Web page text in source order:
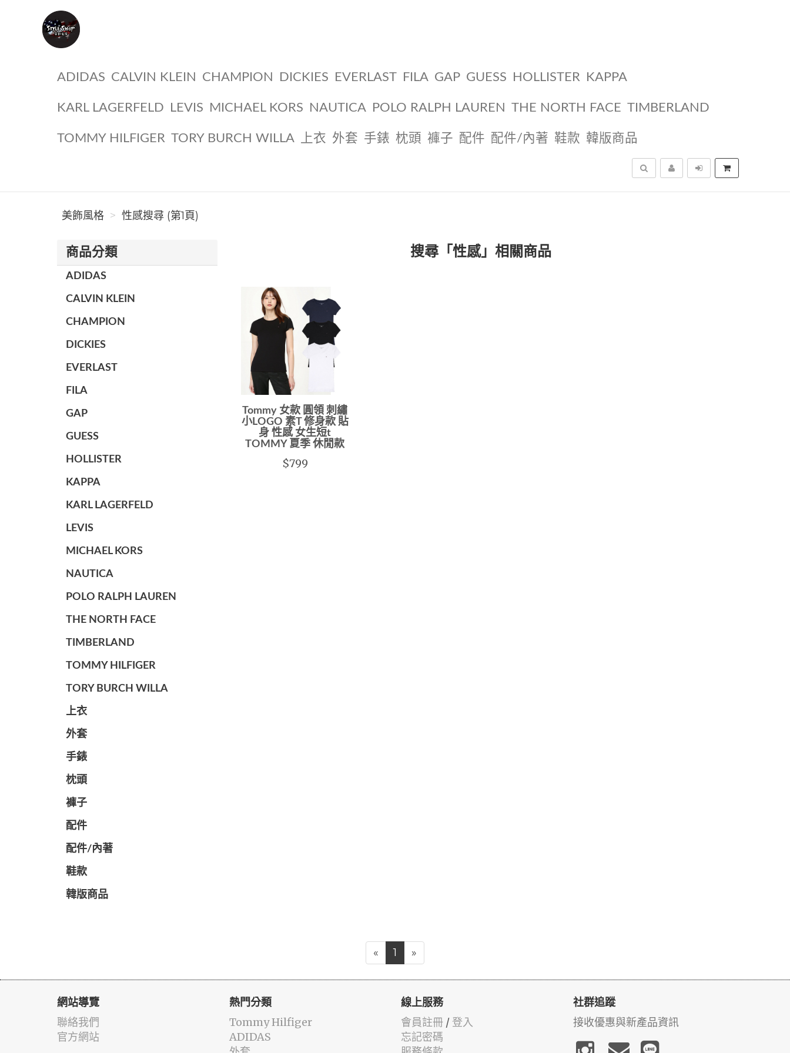
ADIDAS CALVIN KLEIN CHAMPION DICKIES EVERLAST FILA GAP GUESS HOLLISTER KAPPA
KARL LAGERFELD LEVIS MICHAEL KORS NAUTICA POLO RALPH LAUREN THE NORTH FACE TIMBERLAND
TOMMY HILFIGER TORY BURCH WILLA 上衣 外套 手錶 枕頭 褲子 配件 配件/內著 鞋款 韓版商品
搜尋
美飾風格 性感搜尋 (第1頁)
商品分類
ADIDAS
CALVIN KLEIN
CHAMPION
DICKIES
EVERLAST
FILA
GAP
GUESS
HOLLISTER
KAPPA
KARL LAGERFELD
LEVIS
MICHAEL KORS
NAUTICA
POLO RALPH LAUREN
THE NORTH FACE
TIMBERLAND
TOMMY HILFIGER
TORY BURCH WILLA
上衣
外套
手錶
枕頭
褲子
配件
配件/內著
鞋款
韓版商品
搜尋「性感」相關商品
Tommy 女款 圓領 刺繡
小LOGO 素T 修身款 貼
身 性感 女生短t
TOMMY 夏季 休閒款
$799
« 1 »
網站導覽
聯絡我們
官方網站
熱門分類
Tommy Hilfiger
ADIDAS
線上服務
會員註冊 / 登入
忘記密碼
社群追蹤
接收優惠與新產品資訊